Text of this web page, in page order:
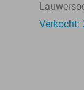
Verkocht: